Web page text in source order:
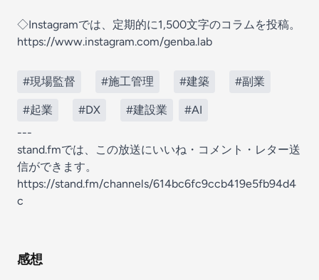
◇Instagramでは、定期的に1,500文字のコラムを投稿。
https://www.instagram.com/genba.lab
#現場監督 #施工管理 #建築 #副業
#起業 #DX #建設業
#AI
---
stand.fmでは、この放送にいいね・コメント・レター送
信ができます。
https://stand.fm/channels/614bc6fc9ccb419e5fb94d4
c
感想